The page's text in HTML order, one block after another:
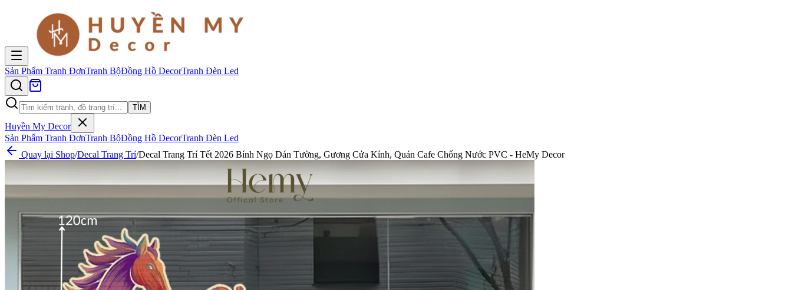
Sản Phẩm Tranh ĐơnTranh BộĐồng Hồ DecorTranh Đèn Led
TÌM
Huyền My Decor
Sản Phẩm Tranh ĐơnTranh BộĐồng Hồ DecorTranh Đèn Led
Quay lại Shop/Decal Trang Trí/Decal Trang Trí Tết 2026 Bính Ngọ Dán Tường, Gương Cửa Kính, Quán Cafe Chống Nước PVC - HeMy Decor